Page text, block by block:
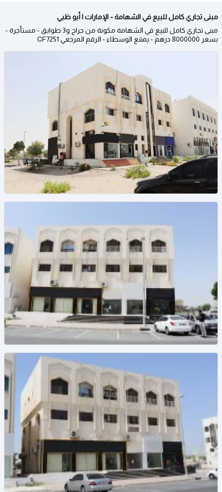
مبنى تجاري كامل للبيع في الشهامة - الإمارات | أبو ظبي
مبنى تجاري كامل للبيع في الشهامة مكونة من جراج و3 طوابق - مستأجرة -
بسعر 8000000 درهم - يمتنع الوسطاء - الرقم المرجعي CF7251